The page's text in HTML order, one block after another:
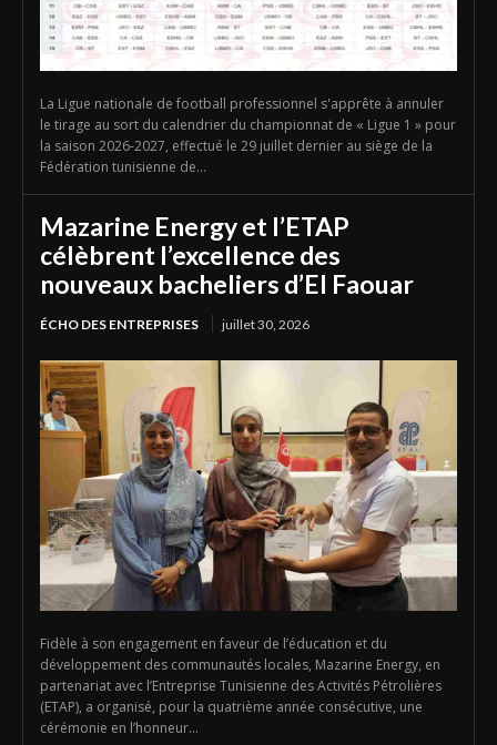
La Ligue nationale de football professionnel s'apprête à annuler
le tirage au sort du calendrier du championnat de « Ligue 1 » pour
la saison 2026-2027, effectué le 29 juillet dernier au siège de la
Fédération tunisienne de...
Mazarine Energy et l’ETAP
célèbrent l’excellence des
nouveaux bacheliers d’El Faouar
ÉCHO DES ENTREPRISES juillet 30, 2026
Fidèle à son engagement en faveur de l’éducation et du
développement des communautés locales, Mazarine Energy, en
partenariat avec l’Entreprise Tunisienne des Activités Pétrolières
(ETAP), a organisé, pour la quatrième année consécutive, une
cérémonie en l’honneur...